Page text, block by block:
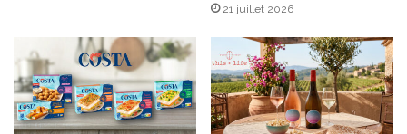
u
x
a
g
21 juillet 2026